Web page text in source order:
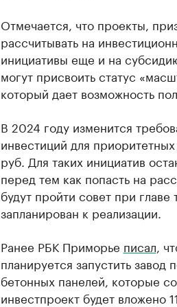
Отмечается, что проекты,
рассчитывать на
инициативы еще и на
могут присвоить статус
который дает возможность
В 2024 году изменится
инвестиций для
руб. Для таких инициатив
перед тем как попасть на
будут пройти совет при
запланирован к реализации.
Ранее РБК Приморье писал ,
планируется запустить
бетонных панелей, которые
инвестпроект будет вложено